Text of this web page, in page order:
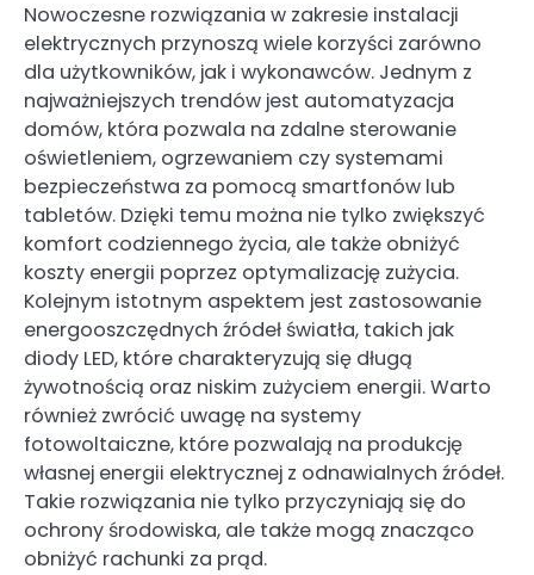
Nowoczesne rozwiązania w zakresie instalacji
elektrycznych przynoszą wiele korzyści zarówno
dla użytkowników, jak i wykonawców. Jednym z
najważniejszych trendów jest automatyzacja
domów, która pozwala na zdalne sterowanie
oświetleniem, ogrzewaniem czy systemami
bezpieczeństwa za pomocą smartfonów lub
tabletów. Dzięki temu można nie tylko zwiększyć
komfort codziennego życia, ale także obniżyć
koszty energii poprzez optymalizację zużycia.
Kolejnym istotnym aspektem jest zastosowanie
energooszczędnych źródeł światła, takich jak
diody LED, które charakteryzują się długą
żywotnością oraz niskim zużyciem energii. Warto
również zwrócić uwagę na systemy
fotowoltaiczne, które pozwalają na produkcję
własnej energii elektrycznej z odnawialnych źródeł.
Takie rozwiązania nie tylko przyczyniają się do
ochrony środowiska, ale także mogą znacząco
obniżyć rachunki za prąd.